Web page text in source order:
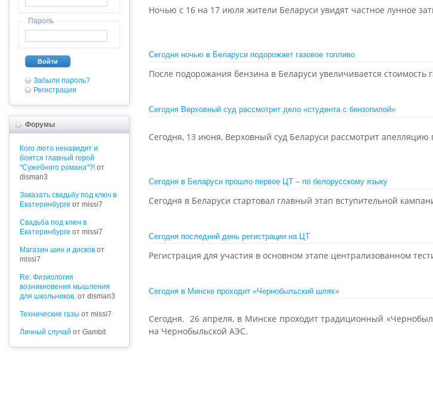
Пароль
Войти
Забыли пароль?
Регистрация
Форумы
Кого люто ненавидит и
боится главный герой
"Сужебного романа"?! от
disman3
Заказать свадьбу под ключ в
Екатеринбурге от missi7
Cвадьба под ключ в
Екатеринбурге от missi7
Магазин шин и дисков от
missi7
Re: Физиология
возникновения мышления
для школьников. от disman3
Технические газы от missi7
Личный случай от Gambit
Ночью с 16 на 17 июля жители Беларуси увидят частное лунное
Сегодня ночью в Беларуси подорожает газовое топливо
После подорожания бензина в Беларуси увеличивается стоимость
Сегодня Верховный суд рассмотрит дело «студента с бензопилой»
Сегодня, 13 июня, Верховный суд Беларуси рассмотрит апелляцию
Сегодня в Беларуси прошло первое ЦТ – по белорусскому языку
Сегодня в Беларуси стартовал главный этап вступительной
Сегодня последний день регистрации на ЦТ
Регистрация для участия в основном этапе централизованном
Сегодня в Минске проходит «Чернобыльский шлях»
Сегодня, 26 апреля, в Минске проходит традиционный
на Чернобыльской АЭС.